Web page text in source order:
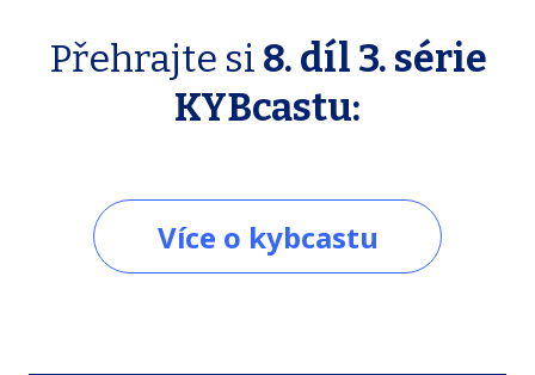
Přehrajte si 8. díl 3. série
KYBcastu:
Více o kybcastu